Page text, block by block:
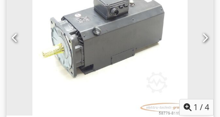
1 /4